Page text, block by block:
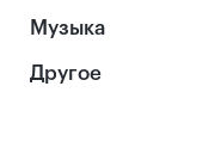
Музыка
Другое